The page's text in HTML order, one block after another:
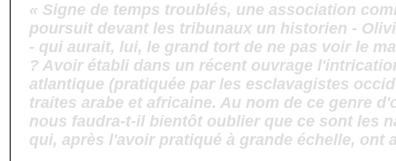
« Signe de temps troublés, une association
poursuit devant les tribunaux un historien -
- qui aurait, lui, le grand tort de ne pas voir le
? Avoir établi dans un récent ouvrage
atlantique (pratiquée par les esclavagistes
traites arabe et africaine. Au nom de ce genre
nous faudra-t-il bientôt oublier que ce sont les
qui, après l'avoir pratiqué à grande échelle, ont